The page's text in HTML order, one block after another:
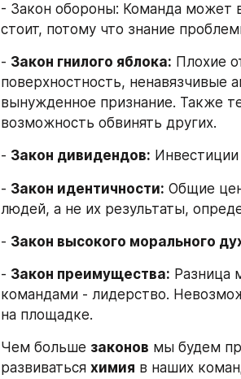
- Закон обороны: Команда может
стоит, потому что знание
- Закон гнилого яблока: Плохие
поверхностность, ненавязчивые
вынужденное признание. Также
возможность обвинять других.
- Закон дивидендов:
- Закон идентичности: Общие
людей, а не их результаты,
- Закон высокого морального
- Закон преимущества: Разница
командами - лидерство.
на площадке.
Чем больше законов мы будем
развиваться химия в наших